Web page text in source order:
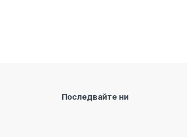
Последвайте ни